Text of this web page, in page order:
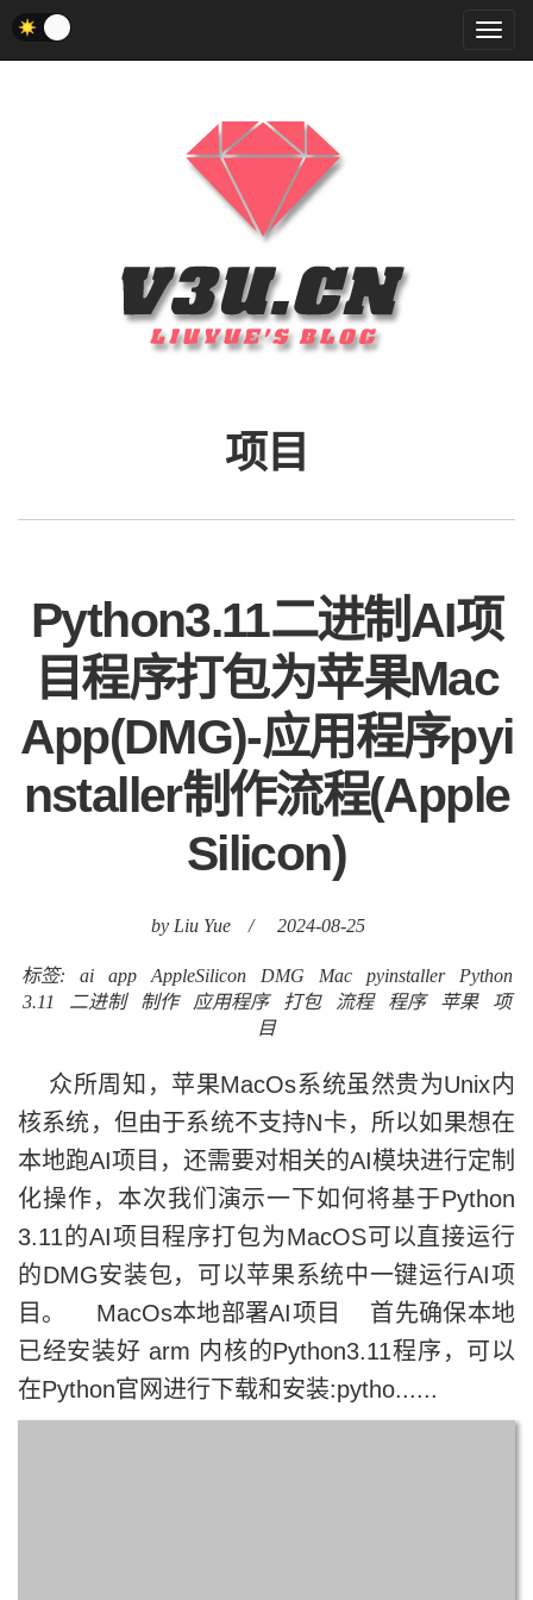
菜
单
项目
Python3.11二进制AI项
目程序打包为苹果Mac
App(DMG)-应用程序pyi
nstaller制作流程(Apple
Silicon)
by Liu Yue / 2024-08-25
标签: ai app AppleSilicon DMG Mac pyinstaller
Python
3.11
二进制 制作 应用程序 打包 流程 程序 苹果
项
目
众所周知，苹果MacOs系统虽然贵为Unix内
核系统，但由于系统不支持N卡，所以如果想在
本地跑AI项目，还需要对相关的AI模块进行定制
化操作，本次我们演示一下如何将基于Python
3.11的AI项目程序打包为MacOS可以直接运行
的DMG安装包，可以苹果系统中一键运行AI项
目。 MacOs本地部署AI项目 首先确保本地
已经安装好 arm 内核的Python3.11程序，可以
在Python官网进行下载和安装:pytho......